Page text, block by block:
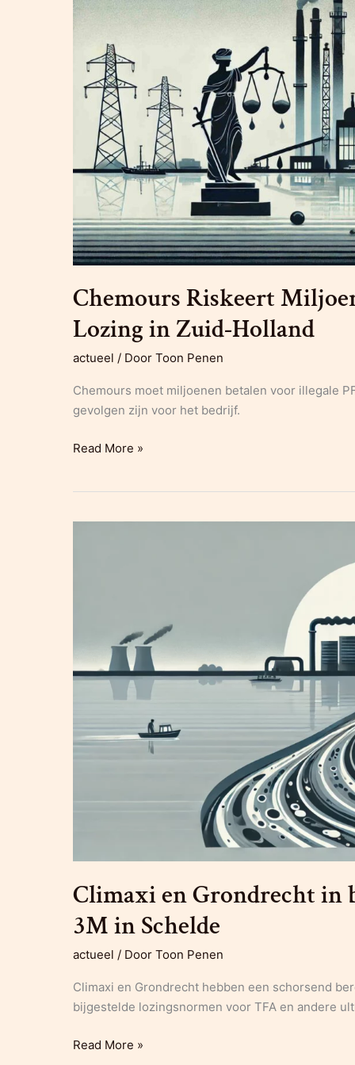
Chemours Riskeert
Lozing in Zuid-Holland
actueel / Door Toon Penen
Chemours moet miljoenen betalen voor illegale
gevolgen zijn voor het bedrijf.
Chemours
Illegale
Read More »
Climaxi en Grondrecht in
3M in Schelde
actueel / Door Toon Penen
Climaxi en Grondrecht hebben een schorsend
bijgestelde lozingsnormen voor TFA en andere
Climaxi
Read More »